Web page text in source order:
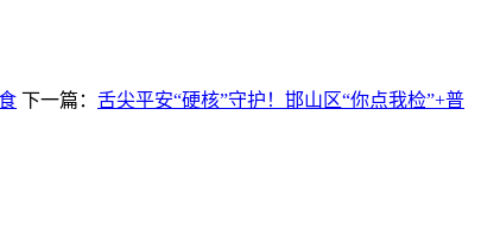
下一篇： 舌尖平安“硬核”守护！邯山区“你点我检”+普